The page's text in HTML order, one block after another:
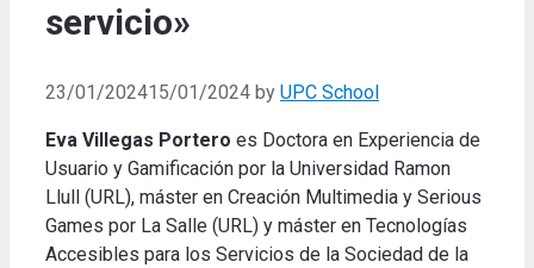
servicio»
23/01/202415/01/2024 by UPC School
Eva Villegas Portero es Doctora en Experiencia de
Usuario y Gamificación por la Universidad Ramon
Llull (URL), máster en Creación Multimedia y Serious
Games por La Salle (URL) y máster en Tecnologías
Accesibles para los Servicios de la Sociedad de la